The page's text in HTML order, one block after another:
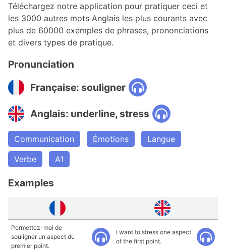
Téléchargez notre application pour pratiquer ceci et
les 3000 autres mots Anglais les plus courants avec
plus de 60000 exemples de phrases, prononciations
et divers types de pratique.
Pronunciation
Française: souligner
Anglais: underline, stress
Communication Émotions
Langue
Verbe
A1
Examples
Permettez-moi de
souligner un aspect du
premier point.
I want to stress one aspect
of the first point.